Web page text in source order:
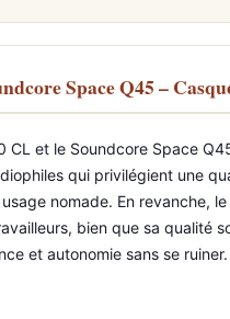
Space Q45 –
CL et le Soundcore Space
qui privilégient une
nomade. En revanche,
bien que sa qualité
et autonomie sans se ruiner.